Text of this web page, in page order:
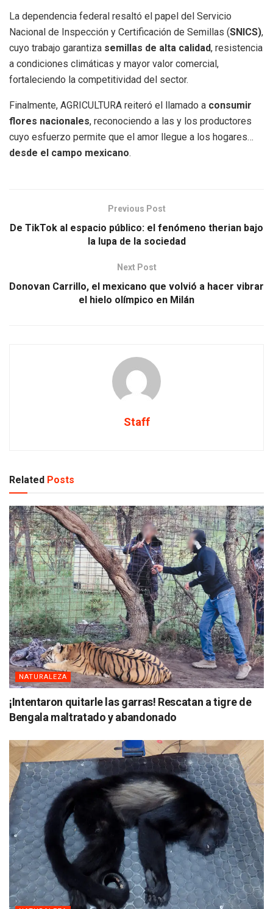
La dependencia federal resaltó el papel del Servicio
Nacional de Inspección y Certificación de Semillas (SNICS),
cuyo trabajo garantiza semillas de alta calidad, resistencia
a condiciones climáticas y mayor valor comercial,
fortaleciendo la competitividad del sector.
Finalmente, AGRICULTURA reiteró el llamado a consumir
flores nacionales, reconociendo a las y los productores
cuyo esfuerzo permite que el amor llegue a los hogares…
desde el campo mexicano.
Previous Post
De TikTok al espacio público: el fenómeno therian bajo
la lupa de la sociedad
Next Post
Donovan Carrillo, el mexicano que volvió a hacer vibrar
el hielo olímpico en Milán
Staff
Related Posts
NATURALEZA
¡Intentaron quitarle las garras! Rescatan a tigre de
Bengala maltratado y abandonado